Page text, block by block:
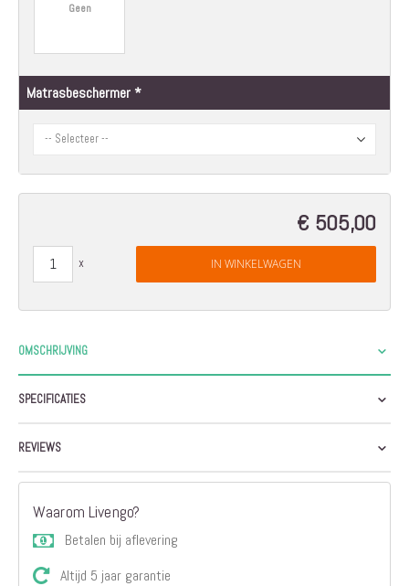
Geen
Matrasbeschermer
€ 505,00
IN WINKELWAGEN
OMSCHRIJVING
SPECIFICATIES
REVIEWS
Waarom Livengo?
Betalen bij aflevering
Altijd 5 jaar garantie